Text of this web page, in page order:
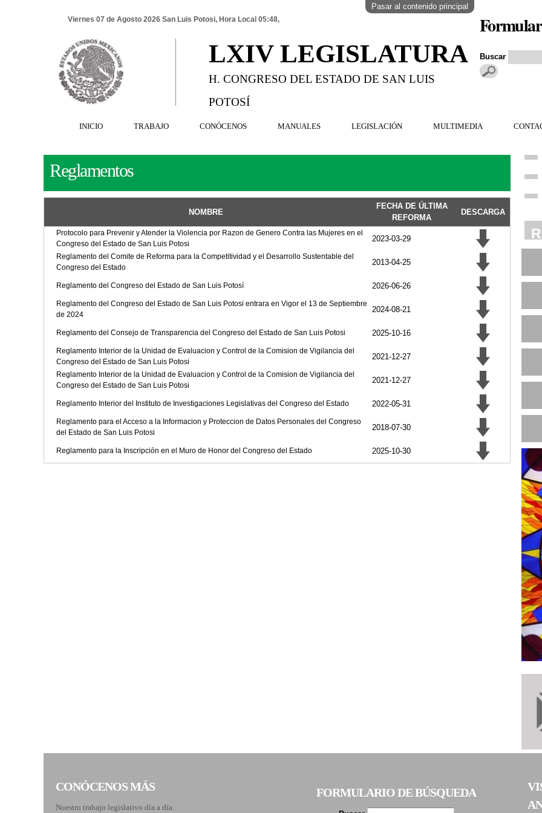
Pasar al contenido principal
Viernes 07 de Agosto 2026 San Luis Potosi, Hora Local 05:48,
Buscar
LXIV LEGISLATURA
H. CONGRESO DEL ESTADO DE SAN LUIS
POTOSÍ
INICIO TRABAJO CONÓCENOS MANUALES LEGISLACIÓN MULTIMEDIA
Reglamentos
NOMBRE
FECHA DE ÚLTIMA
REFORMA
DESCARGA
Protocolo para Prevenir y Atender la Violencia por Razon de Genero Contra las Mujeres en el
Congreso del Estado de San Luis Potosi
2023-03-29
Reglamento del Comite de Reforma para la Competitividad y el Desarrollo Sustentable del
Congreso del Estado
2013-04-25
Reglamento del Congreso del Estado de San Luis Potosí 2026-06-26
Reglamento del Congreso del Estado de San Luis Potosi entrara en Vigor el 13 de Septiembre
de 2024
2024-08-21
Reglamento del Consejo de Transparencia del Congreso del Estado de San Luis Potosi 2025-10-16
Reglamento Interior de la Unidad de Evaluacion y Control de la Comision de Vigilancia del
Congreso del Estado de San Luis Potosi
2021-12-27
Reglamento Interior de la Unidad de Evaluacion y Control de la Comision de Vigilancia del
Congreso del Estado de San Luis Potosi
2021-12-27
Reglamento Interior del Instituto de Investigaciones Legislativas del Congreso del Estado 2022-05-31
Reglamento para el Acceso a la Informacion y Proteccion de Datos Personales del Congreso
del Estado de San Luis Potosi
2018-07-30
Reglamento para la Inscripción en el Muro de Honor del Congreso del Estado 2025-10-30
R
N
CONÓCENOS MÁS
Nuestro trabajo legislativo día a día.
FORMULARIO DE BÚSQUEDA